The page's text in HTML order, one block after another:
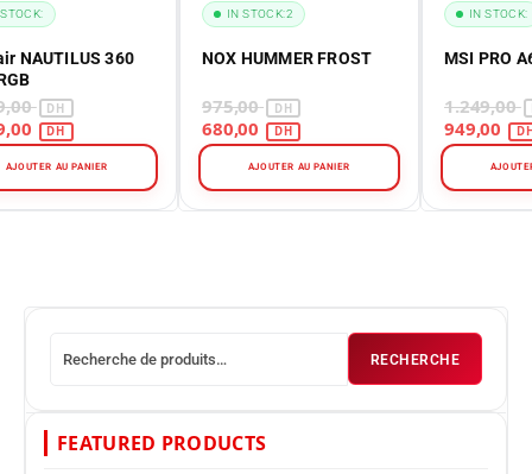
FROST
975,00
680,00
2
AJOUTER AU PANIER
MSI PRO A620M-E
1.249,00
949,00
IN STOCK:
AJOUTER AU PANIER
RECHERCHE
FEATURED PRODUCTS